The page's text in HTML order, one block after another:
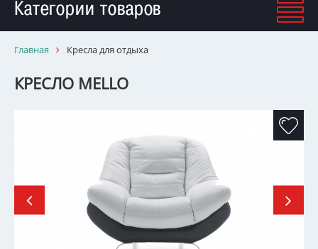
Категории товаров
Главная Кресла для отдыха
КРЕСЛО MELLO